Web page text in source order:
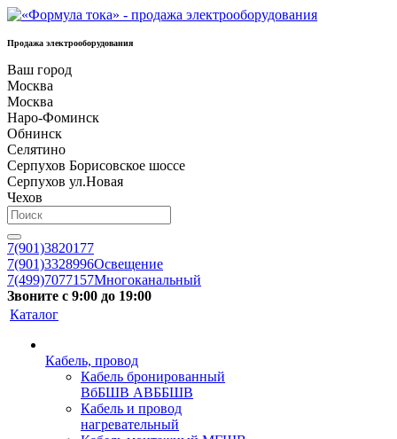
Продажа электрооборудования
Ваш город
Москва
Москва
Наро-Фоминск
Обнинск
Селятино
Серпухов Борисовское шоссе
Серпухов ул.Новая
Чехов
7(901)3820177
7(901)3328996Освещение
7(499)7077157Многоканальный
Звоните с 9:00 до 19:00
Каталог
Кабель, провод
Кабель бронированный
ВбБШВ АВББШВ
Кабель и провод
нагревательный